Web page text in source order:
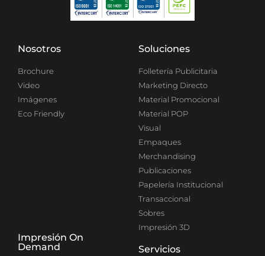
Nosotros
Brochure
Video
Imágenes
Eco Friendly
Soluciones
Folletería Publicitaria
Marketing Directo
Material Promocional
Material POP
Visual
Empaques
Merchandising
Publicaciones
Papelería Institucional
Transaccional
Sobres
Impresión 3D
Impresión On
Demand
Servicios